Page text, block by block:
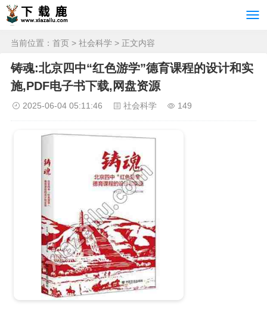
当前位置： 首页 > 社会科学 > 正文内容
铸魂:北京四中“红色游学”德育课程的设计和实
施,PDF电子书下载,网盘资源
2025-06-04 05:11:46 社会科学 149